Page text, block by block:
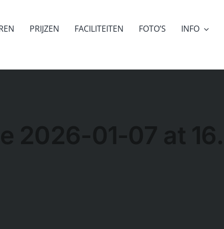
PRIJZEN FACILITEITEN FOTO’S INFO